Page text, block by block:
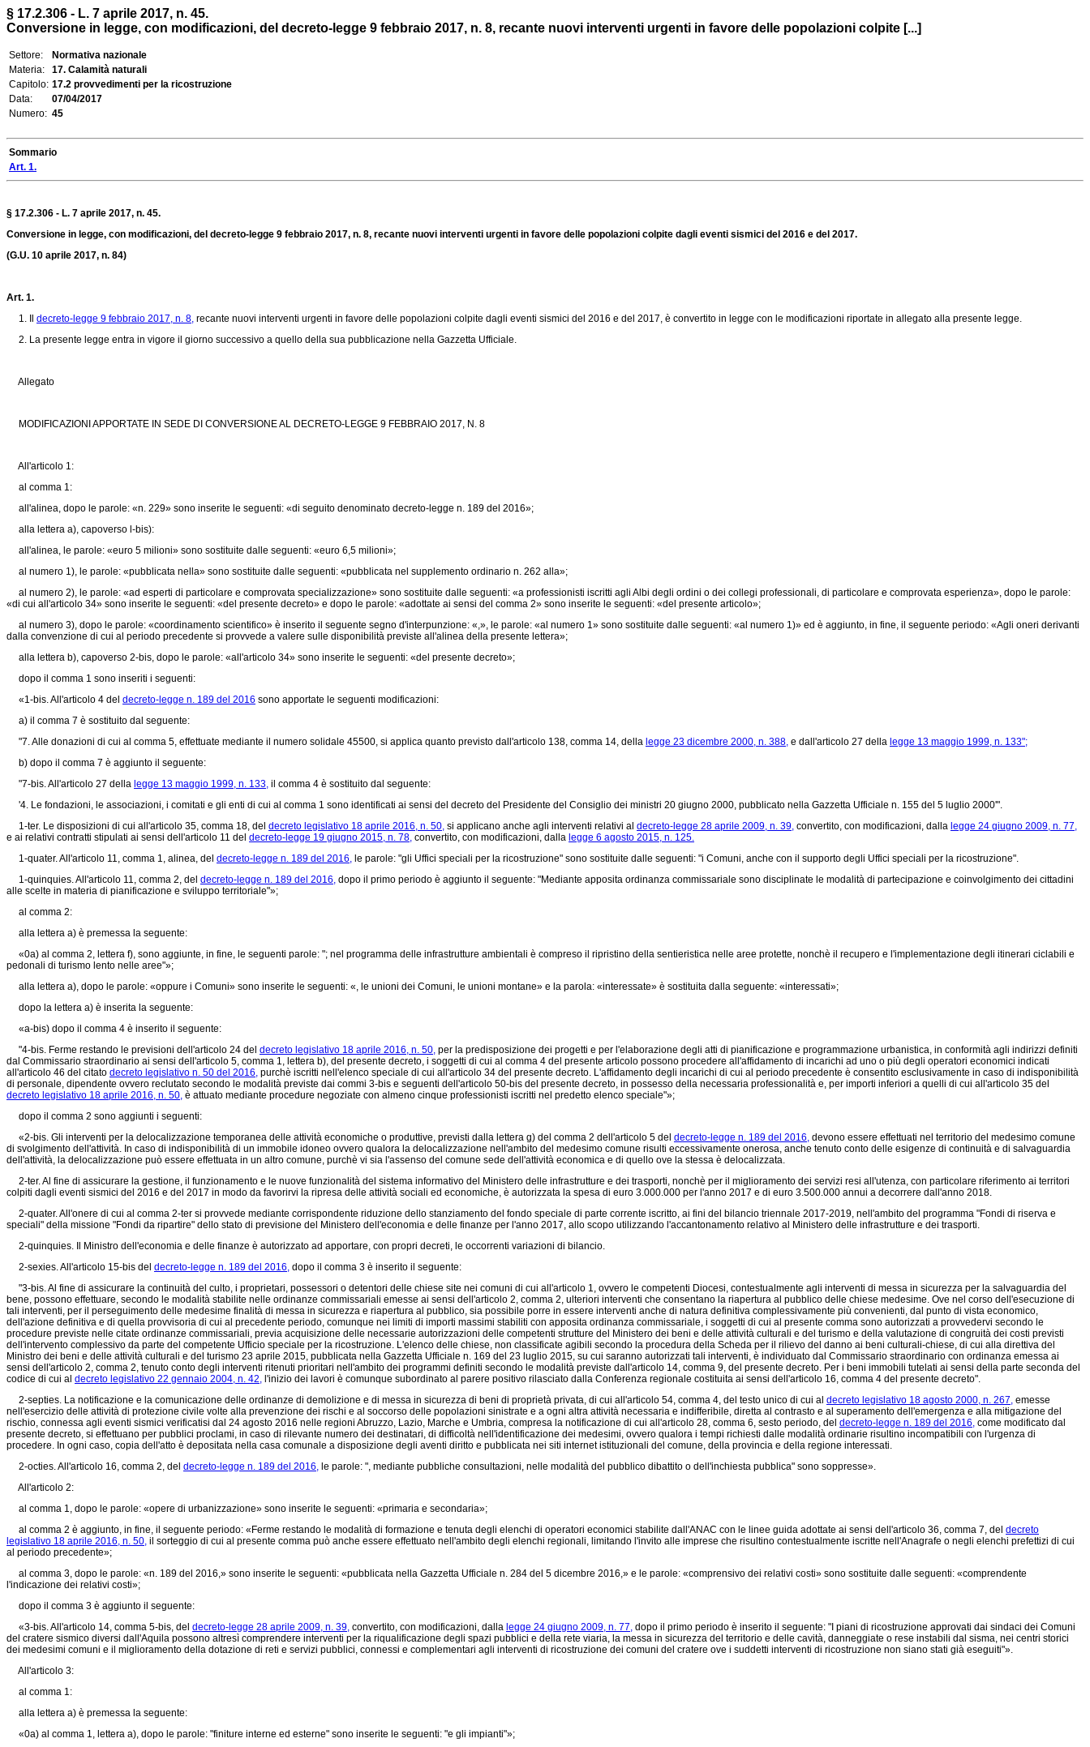
§ 17.2.306 - L. 7 aprile 2017, n. 45.
Conversione in legge, con modificazioni, del decreto-legge 9 febbraio 2017, n. 8, recante nuovi interventi urgenti in favore delle popolazioni colpite [...]
Settore:
Normativa nazionale
Materia:
17. Calamità naturali
Capitolo: 17.2 provvedimenti per la ricostruzione
Data:
07/04/2017
Numero: 45
Sommario
Art. 1.
§ 17.2.306 - L. 7 aprile 2017, n. 45.
Conversione in legge, con modificazioni, del decreto-legge 9 febbraio 2017, n. 8, recante nuovi interventi urgenti in favore delle popolazioni colpite dagli eventi sismici del 2016 e del 2017.
(G.U. 10 aprile 2017, n. 84)
Art. 1.
1. Il decreto-legge 9 febbraio 2017, n. 8, recante nuovi interventi urgenti in favore delle popolazioni colpite dagli eventi sismici del 2016 e del 2017, è convertito in legge con le modificazioni riportate in allegato alla presente legge.
2. La presente legge entra in vigore il giorno successivo a quello della sua pubblicazione nella Gazzetta Ufficiale.
Allegato
MODIFICAZIONI APPORTATE IN SEDE DI CONVERSIONE AL DECRETO-LEGGE 9 FEBBRAIO 2017, N. 8
All'articolo 1:
al comma 1:
all'alinea, dopo le parole: «n. 229» sono inserite le seguenti: «di seguito denominato decreto-legge n. 189 del 2016»;
alla lettera a), capoverso l-bis):
all'alinea, le parole: «euro 5 milioni» sono sostituite dalle seguenti: «euro 6,5 milioni»;
al numero 1), le parole: «pubblicata nella» sono sostituite dalle seguenti: «pubblicata nel supplemento ordinario n. 262 alla»;
al numero 2), le parole: «ad esperti di particolare e comprovata specializzazione» sono sostituite dalle seguenti: «a professionisti iscritti agli Albi degli ordini o dei collegi professionali, di particolare e comprovata esperienza», dopo le parole:
«di cui all'articolo 34» sono inserite le seguenti: «del presente decreto» e dopo le parole: «adottate ai sensi del comma 2» sono inserite le seguenti: «del presente articolo»;
al numero 3), dopo le parole: «coordinamento scientifico» è inserito il seguente segno d'interpunzione: «,», le parole: «al numero 1» sono sostituite dalle seguenti: «al numero 1)» ed è aggiunto, in fine, il seguente periodo: «Agli oneri derivanti
dalla convenzione di cui al periodo precedente si provvede a valere sulle disponibilità previste all'alinea della presente lettera»;
alla lettera b), capoverso 2-bis, dopo le parole: «all'articolo 34» sono inserite le seguenti: «del presente decreto»;
dopo il comma 1 sono inseriti i seguenti:
«1-bis. All'articolo 4 del decreto-legge n. 189 del 2016 sono apportate le seguenti modificazioni:
a) il comma 7 è sostituito dal seguente:
"7. Alle donazioni di cui al comma 5, effettuate mediante il numero solidale 45500, si applica quanto previsto dall'articolo 138, comma 14, della legge 23 dicembre 2000, n. 388, e dall'articolo 27 della legge 13 maggio 1999, n. 133";
b) dopo il comma 7 è aggiunto il seguente:
"7-bis. All'articolo 27 della legge 13 maggio 1999, n. 133, il comma 4 è sostituito dal seguente:
'4. Le fondazioni, le associazioni, i comitati e gli enti di cui al comma 1 sono identificati ai sensi del decreto del Presidente del Consiglio dei ministri 20 giugno 2000, pubblicato nella Gazzetta Ufficiale n. 155 del 5 luglio 2000'".
1-ter. Le disposizioni di cui all'articolo 35, comma 18, del decreto legislativo 18 aprile 2016, n. 50, si applicano anche agli interventi relativi al decreto-legge 28 aprile 2009, n. 39, convertito, con modificazioni, dalla legge 24 giugno 2009, n. 77,
e ai relativi contratti stipulati ai sensi dell'articolo 11 del decreto-legge 19 giugno 2015, n. 78, convertito, con modificazioni, dalla legge 6 agosto 2015, n. 125.
1-quater. All'articolo 11, comma 1, alinea, del decreto-legge n. 189 del 2016, le parole: "gli Uffici speciali per la ricostruzione" sono sostituite dalle seguenti: "i Comuni, anche con il supporto degli Uffici speciali per la ricostruzione".
1-quinquies. All'articolo 11, comma 2, del decreto-legge n. 189 del 2016, dopo il primo periodo è aggiunto il seguente: "Mediante apposita ordinanza commissariale sono disciplinate le modalità di partecipazione e coinvolgimento dei cittadini
alle scelte in materia di pianificazione e sviluppo territoriale"»;
al comma 2:
alla lettera a) è premessa la seguente:
«0a) al comma 2, lettera f), sono aggiunte, in fine, le seguenti parole: "; nel programma delle infrastrutture ambientali è compreso il ripristino della sentieristica nelle aree protette, nonchè il recupero e l'implementazione degli itinerari ciclabili e
pedonali di turismo lento nelle aree"»;
alla lettera a), dopo le parole: «oppure i Comuni» sono inserite le seguenti: «, le unioni dei Comuni, le unioni montane» e la parola: «interessate» è sostituita dalla seguente: «interessati»;
dopo la lettera a) è inserita la seguente:
«a-bis) dopo il comma 4 è inserito il seguente:
"4-bis. Ferme restando le previsioni dell'articolo 24 del decreto legislativo 18 aprile 2016, n. 50, per la predisposizione dei progetti e per l'elaborazione degli atti di pianificazione e programmazione urbanistica, in conformità agli indirizzi definiti
dal Commissario straordinario ai sensi dell'articolo 5, comma 1, lettera b), del presente decreto, i soggetti di cui al comma 4 del presente articolo possono procedere all'affidamento di incarichi ad uno o più degli operatori economici indicati
all'articolo 46 del citato decreto legislativo n. 50 del 2016, purchè iscritti nell'elenco speciale di cui all'articolo 34 del presente decreto. L'affidamento degli incarichi di cui al periodo precedente è consentito esclusivamente in caso di indisponibilità
di personale, dipendente ovvero reclutato secondo le modalità previste dai commi 3-bis e seguenti dell'articolo 50-bis del presente decreto, in possesso della necessaria professionalità e, per importi inferiori a quelli di cui all'articolo 35 del
decreto legislativo 18 aprile 2016, n. 50, è attuato mediante procedure negoziate con almeno cinque professionisti iscritti nel predetto elenco speciale"»;
dopo il comma 2 sono aggiunti i seguenti:
«2-bis. Gli interventi per la delocalizzazione temporanea delle attività economiche o produttive, previsti dalla lettera g) del comma 2 dell'articolo 5 del decreto-legge n. 189 del 2016, devono essere effettuati nel territorio del medesimo comune
di svolgimento dell'attività. In caso di indisponibilità di un immobile idoneo ovvero qualora la delocalizzazione nell'ambito del medesimo comune risulti eccessivamente onerosa, anche tenuto conto delle esigenze di continuità e di salvaguardia
dell'attività, la delocalizzazione può essere effettuata in un altro comune, purchè vi sia l'assenso del comune sede dell'attività economica e di quello ove la stessa è delocalizzata.
2-ter. Al fine di assicurare la gestione, il funzionamento e le nuove funzionalità del sistema informativo del Ministero delle infrastrutture e dei trasporti, nonchè per il miglioramento dei servizi resi all'utenza, con particolare riferimento ai territori
colpiti dagli eventi sismici del 2016 e del 2017 in modo da favorirvi la ripresa delle attività sociali ed economiche, è autorizzata la spesa di euro 3.000.000 per l'anno 2017 e di euro 3.500.000 annui a decorrere dall'anno 2018.
2-quater. All'onere di cui al comma 2-ter si provvede mediante corrispondente riduzione dello stanziamento del fondo speciale di parte corrente iscritto, ai fini del bilancio triennale 2017-2019, nell'ambito del programma "Fondi di riserva e
speciali" della missione "Fondi da ripartire" dello stato di previsione del Ministero dell'economia e delle finanze per l'anno 2017, allo scopo utilizzando l'accantonamento relativo al Ministero delle infrastrutture e dei trasporti.
2-quinquies. Il Ministro dell'economia e delle finanze è autorizzato ad apportare, con propri decreti, le occorrenti variazioni di bilancio.
2-sexies. All'articolo 15-bis del decreto-legge n. 189 del 2016, dopo il comma 3 è inserito il seguente:
"3-bis. Al fine di assicurare la continuità del culto, i proprietari, possessori o detentori delle chiese site nei comuni di cui all'articolo 1, ovvero le competenti Diocesi, contestualmente agli interventi di messa in sicurezza per la salvaguardia del
bene, possono effettuare, secondo le modalità stabilite nelle ordinanze commissariali emesse ai sensi dell'articolo 2, comma 2, ulteriori interventi che consentano la riapertura al pubblico delle chiese medesime. Ove nel corso dell'esecuzione di
tali interventi, per il perseguimento delle medesime finalità di messa in sicurezza e riapertura al pubblico, sia possibile porre in essere interventi anche di natura definitiva complessivamente più convenienti, dal punto di vista economico,
dell'azione definitiva e di quella provvisoria di cui al precedente periodo, comunque nei limiti di importi massimi stabiliti con apposita ordinanza commissariale, i soggetti di cui al presente comma sono autorizzati a provvedervi secondo le
procedure previste nelle citate ordinanze commissariali, previa acquisizione delle necessarie autorizzazioni delle competenti strutture del Ministero dei beni e delle attività culturali e del turismo e della valutazione di congruità dei costi previsti
dell'intervento complessivo da parte del competente Ufficio speciale per la ricostruzione. L'elenco delle chiese, non classificate agibili secondo la procedura della Scheda per il rilievo del danno ai beni culturali-chiese, di cui alla direttiva del
Ministro dei beni e delle attività culturali e del turismo 23 aprile 2015, pubblicata nella Gazzetta Ufficiale n. 169 del 23 luglio 2015, su cui saranno autorizzati tali interventi, è individuato dal Commissario straordinario con ordinanza emessa ai
sensi dell'articolo 2, comma 2, tenuto conto degli interventi ritenuti prioritari nell'ambito dei programmi definiti secondo le modalità previste dall'articolo 14, comma 9, del presente decreto. Per i beni immobili tutelati ai sensi della parte seconda del
codice di cui al decreto legislativo 22 gennaio 2004, n. 42, l'inizio dei lavori è comunque subordinato al parere positivo rilasciato dalla Conferenza regionale costituita ai sensi dell'articolo 16, comma 4 del presente decreto".
2-septies. La notificazione e la comunicazione delle ordinanze di demolizione e di messa in sicurezza di beni di proprietà privata, di cui all'articolo 54, comma 4, del testo unico di cui al decreto legislativo 18 agosto 2000, n. 267, emesse
nell'esercizio delle attività di protezione civile volte alla prevenzione dei rischi e al soccorso delle popolazioni sinistrate e a ogni altra attività necessaria e indifferibile, diretta al contrasto e al superamento dell'emergenza e alla mitigazione del
rischio, connessa agli eventi sismici verificatisi dal 24 agosto 2016 nelle regioni Abruzzo, Lazio, Marche e Umbria, compresa la notificazione di cui all'articolo 28, comma 6, sesto periodo, del decreto-legge n. 189 del 2016, come modificato dal
presente decreto, si effettuano per pubblici proclami, in caso di rilevante numero dei destinatari, di difficoltà nell'identificazione dei medesimi, ovvero qualora i tempi richiesti dalle modalità ordinarie risultino incompatibili con l'urgenza di
procedere. In ogni caso, copia dell'atto è depositata nella casa comunale a disposizione degli aventi diritto e pubblicata nei siti internet istituzionali del comune, della provincia e della regione interessati.
2-octies. All'articolo 16, comma 2, del decreto-legge n. 189 del 2016, le parole: ", mediante pubbliche consultazioni, nelle modalità del pubblico dibattito o dell'inchiesta pubblica" sono soppresse».
All'articolo 2:
al comma 1, dopo le parole: «opere di urbanizzazione» sono inserite le seguenti: «primaria e secondaria»;
al comma 2 è aggiunto, in fine, il seguente periodo: «Ferme restando le modalità di formazione e tenuta degli elenchi di operatori economici stabilite dall'ANAC con le linee guida adottate ai sensi dell'articolo 36, comma 7, del decreto
legislativo 18 aprile 2016, n. 50, il sorteggio di cui al presente comma può anche essere effettuato nell'ambito degli elenchi regionali, limitando l'invito alle imprese che risultino contestualmente iscritte nell'Anagrafe o negli elenchi prefettizi di cui
al periodo precedente»;
al comma 3, dopo le parole: «n. 189 del 2016,» sono inserite le seguenti: «pubblicata nella Gazzetta Ufficiale n. 284 del 5 dicembre 2016,» e le parole: «comprensivo dei relativi costi» sono sostituite dalle seguenti: «comprendente
l'indicazione dei relativi costi»;
dopo il comma 3 è aggiunto il seguente:
«3-bis. All'articolo 14, comma 5-bis, del decreto-legge 28 aprile 2009, n. 39, convertito, con modificazioni, dalla legge 24 giugno 2009, n. 77, dopo il primo periodo è inserito il seguente: "I piani di ricostruzione approvati dai sindaci dei Comuni
del cratere sismico diversi dall'Aquila possono altresì comprendere interventi per la riqualificazione degli spazi pubblici e della rete viaria, la messa in sicurezza del territorio e delle cavità, danneggiate o rese instabili dal sisma, nei centri storici
dei medesimi comuni e il miglioramento della dotazione di reti e servizi pubblici, connessi e complementari agli interventi di ricostruzione dei comuni del cratere ove i suddetti interventi di ricostruzione non siano stati già eseguiti"».
All'articolo 3:
al comma 1:
alla lettera a) è premessa la seguente:
«0a) al comma 1, lettera a), dopo le parole: "finiture interne ed esterne" sono inserite le seguenti: "e gli impianti"»;